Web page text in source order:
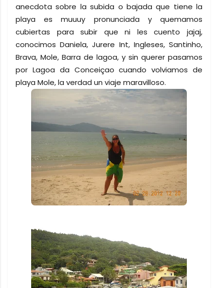
anecdota sobre la subida o bajada que tiene la
playa es muuuy pronunciada y quemamos
cubiertas para subir que ni les cuento jajaj,
conocimos Daniela, Jurere Int, Ingleses, Santinho,
Brava, Mole, Barra de lagoa, y sin querer pasamos
por Lagoa da Conceiçao cuando volviamos de
playa Mole, la verdad un viaje maravilloso.